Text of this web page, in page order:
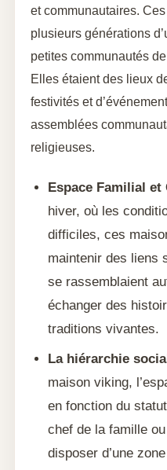
et communautaires.
plusieurs générations
petites communautés
Elles étaient des lieux
festivités et
assemblées
religieuses.
Espace Familial et
hiver, où les
difficiles, ces
maintenir des liens
se rassemblaient
échanger des
traditions vivantes.
La hiérarchie
maison viking,
en fonction du
chef de la famille
disposer d’une